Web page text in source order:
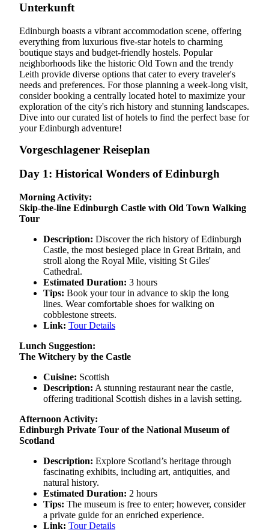
Unterkunft
Edinburgh boasts a vibrant accommodation scene, offering
everything from luxurious five-star hotels to charming
boutique stays and budget-friendly hostels. Popular
neighborhoods like the historic Old Town and the trendy
Leith provide diverse options that cater to every traveler's
needs and preferences. For those planning a week-long visit,
consider booking a centrally located hotel to maximize your
exploration of the city's rich history and stunning landscapes.
Dive into our curated list of hotels to find the perfect base for
your Edinburgh adventure!
Vorgeschlagener Reiseplan
Day 1: Historical Wonders of Edinburgh
Morning Activity:
Skip-the-line Edinburgh Castle with Old Town Walking
Tour
Description: Discover the rich history of Edinburgh
Castle, the most besieged place in Great Britain, and
stroll along the Royal Mile, visiting St Giles'
Cathedral.
Estimated Duration: 3 hours
Tips: Book your tour in advance to skip the long
lines. Wear comfortable shoes for walking on
cobblestone streets.
Link: Tour Details
Lunch Suggestion:
The Witchery by the Castle
Cuisine: Scottish
Description: A stunning restaurant near the castle,
offering traditional Scottish dishes in a lavish setting.
Afternoon Activity:
Edinburgh Private Tour of the National Museum of
Scotland
Description: Explore Scotland’s heritage through
fascinating exhibits, including art, antiquities, and
natural history.
Estimated Duration: 2 hours
Tips: The museum is free to enter; however, consider
a private guide for an enriched experience.
Link: Tour Details